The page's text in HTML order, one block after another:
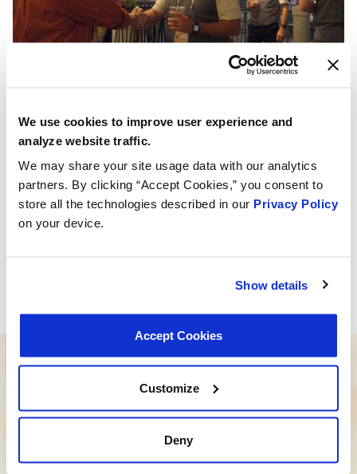
We use cookies to improve user experience and
analyze website traffic.
We may share your site usage data with our analytics
partners. By clicking “Accept Cookies,” you consent to
store all the technologies described in our Privacy Policy
on your device.
Show details
Accept Cookies
Customize
Deny
Potrzebujesz pomocy w znalezieniu
odpowiedniego produktu?
we właściwym kierunku. Kliknij poniżej i daj nam
znać, jak możemy Ci pomóc w znalezieniu idealnego